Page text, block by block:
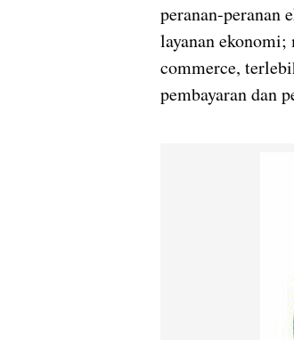
peranan-peranan
layanan ekonomi;
commerce,
pembayaran dan